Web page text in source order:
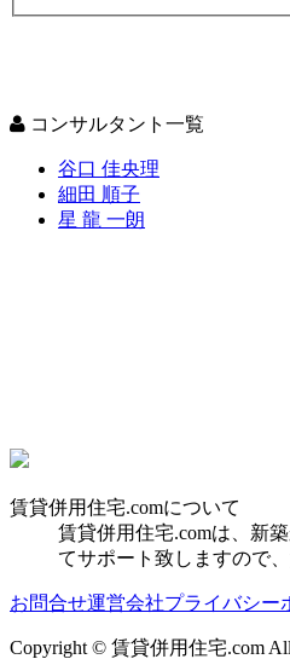
コンサルタント一覧
谷口 佳央理
細田 順子
星 龍 一朗
賃貸併用住宅.comについて
賃貸併用住宅.comは、新
てサポート致しますので
お問合せ運営会社プライバシー
Copyright © 賃貸併用住宅.com All